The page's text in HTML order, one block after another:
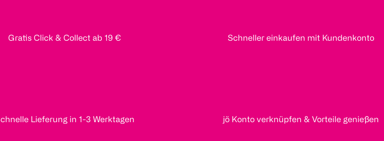
Gratis Click & Collect ab 19 € Schneller einkaufen mit Kundenkonto
Lieferung in 1-3 Werktagen jö Konto verknüpfen & Vorteile genießen